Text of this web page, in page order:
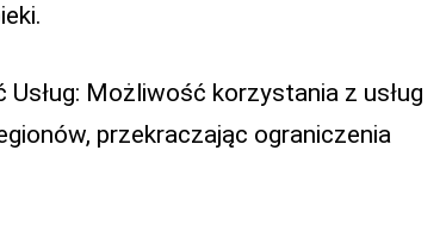
Możliwość korzystania z usług
przekraczając ograniczenia